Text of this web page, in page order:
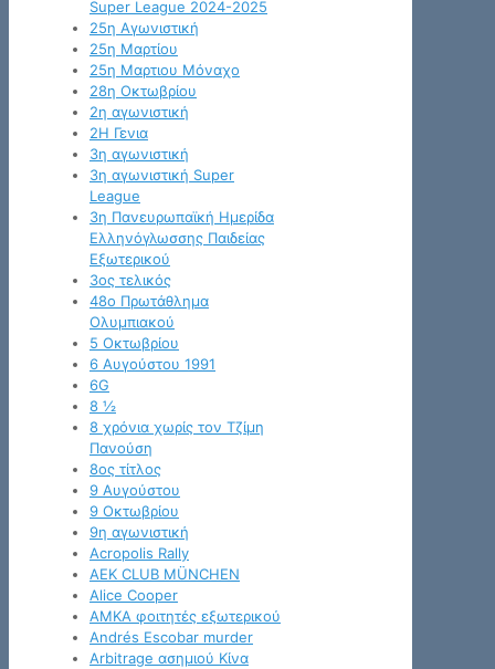
Super League 2024-2025
25η Αγωνιστική
25η Μαρτίου
25η Μαρτιου Μόναχο
28η Οκτωβρίου
2η αγωνιστική
2Η Γενια
3η αγωνιστική
3η αγωνιστική Super
League
3η Πανευρωπαϊκή Ημερίδα
Ελληνόγλωσσης Παιδείας
Εξωτερικού
3ος τελικός
48ο Πρωτάθλημα
Ολυμπιακού
5 Οκτωβρίου
6 Αυγούστου 1991
6G
8 ½
8 χρόνια χωρίς τον Τζίμη
Πανούση
8ος τίτλος
9 Αυγούστου
9 Οκτωβρίου
9η αγωνιστική
Acropolis Rally
AEK CLUB MÜNCHEN
Alice Cooper
AMKA φοιτητές εξωτερικού
Andrés Escobar murder
Arbitrage ασημιού Κίνα